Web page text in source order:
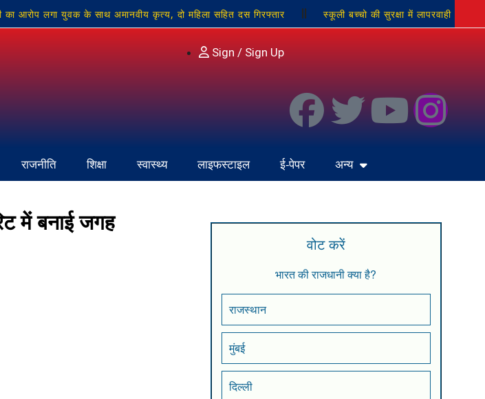
का आरोप लगा युवक के साथ अमानवीय कृत्य, दो महिला सहित दस गिरफ्तार स्कूली बच्चो की सुरक्षा में लापरवाही
Sign / Sign Up
राजनीति शिक्षा स्वास्थ्य लाइफस्टाइल ई-पेपर अन्य
में बनाई जगह
वोट करें
भारत की राजधानी क्या है?
राजस्थान
मुंबई
दिल्ली